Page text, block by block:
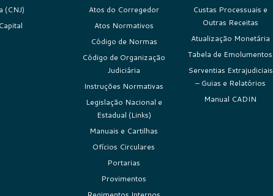
(CNJ)
Atos do Corregedor
Atos Normativos
Código de Normas
Código de Organização
Judiciária
Instruções Normativas
Legislação Nacional e
Estadual (Links)
Manuais e Cartilhas
Ofícios Circulares
Portarias
Provimentos
Custas Processuais e
Outras Receitas
Atualização Monetária
Tabela de Emolumentos
Serventias Extrajudiciais
– Guias e Relatórios
Manual CADIN